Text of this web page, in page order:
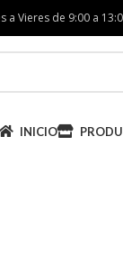
a Vieres de 9:00 a
INICIO